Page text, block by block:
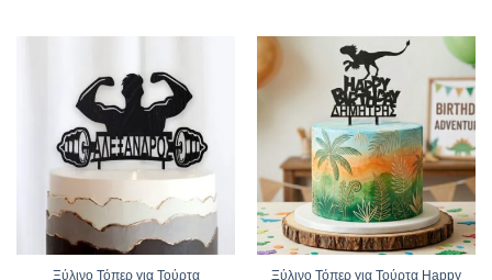
Ξύλινο Τόπερ για Τούρτα
Ξύλινο Τόπερ για Τούρτα Happy